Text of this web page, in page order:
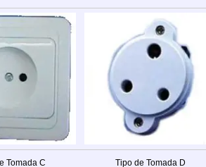
Tomada C Tipo de Tomada D